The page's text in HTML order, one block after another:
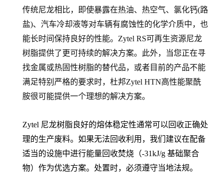
传统尼龙相比，即使暴露在热油、热空气、氯化钙(路
盐)、汽车冷却液等对车辆有腐蚀性的化学介质中，也
能长时间保持良好的性能。Zytel RS可再生资源尼龙
树脂提供了更可持续的解决方案。此外，当您正在寻
找金属或热固性树脂的替代品，或者目前的产品不能
满足特别严格的要求时，杜邦Zytel HTN高性能聚酰
胺很可能提供一个理想的解决方案。
Zytel 尼龙树脂良好的熔体稳定性通常可以回收正确处
理的生产废料。如果无法回收利用，我们建议在配备
适当的设施中进行能量回收焚烧（-31kJ/g 基础聚合
物）作为优选方案。处置时，必须遵守当地法规。